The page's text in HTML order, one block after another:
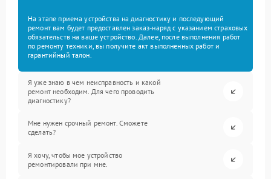
На этапе приема устройства на диагностику и последующий
ремонт вам будет предоставлен заказ-наряд с указанием страховых
обязательств на ваше устройство. Далее, после выполнения работ
по ремонту техники, вы получите акт выполненных работ и
гарантийный талон.
Я уже знаю в чем неисправность и какой
ремонт необходим. Для чего проводить
диагностику?
Мне нужен срочный ремонт. Сможете
сделать?
Я хочу, чтобы мое устройство
ремонтировали при мне.